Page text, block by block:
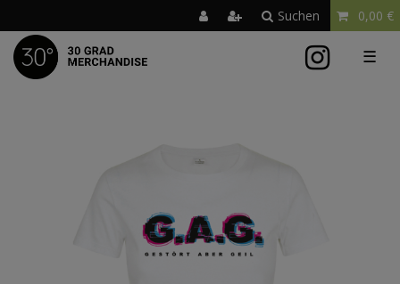
Suchen 0,00 €
☰